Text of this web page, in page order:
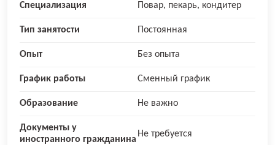
Специализация Повар, пекарь, кондитер
Тип занятости Постоянная
Опыт Без опыта
График работы Сменный график
Образование Не важно
Документы у
иностранного гражданина
Не требуется